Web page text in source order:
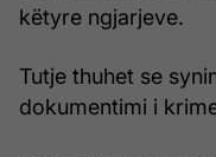
këtyre ngjarjeve.
Tutje thuhet se
dokumentimi i